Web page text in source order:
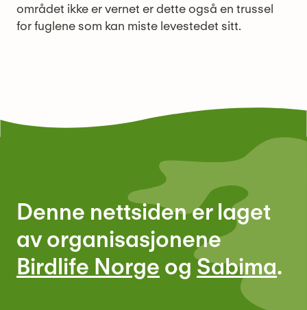
området ikke er vernet er dette også en trussel
for fuglene som kan miste levestedet sitt.
Denne nettsiden er laget
av organisasjonene
Birdlife Norge ogSabima.